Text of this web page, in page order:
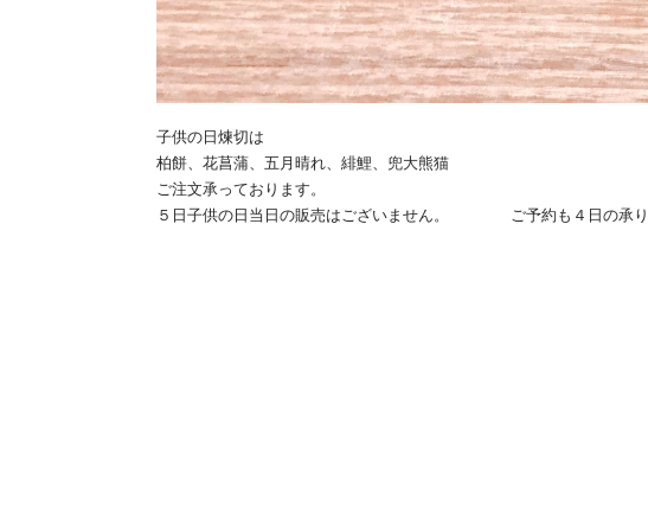
子供の日煉切は
柏餅、花菖蒲、五月晴れ、緋鯉、兜大熊猫
ご注文承っております。
５日子供の日当日の販売はございません。 ご予約も４日